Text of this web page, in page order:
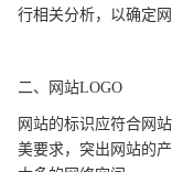
行相关分析，以确定
二、网站LOGO
网站的标识应符合网
美要求，突出网站的